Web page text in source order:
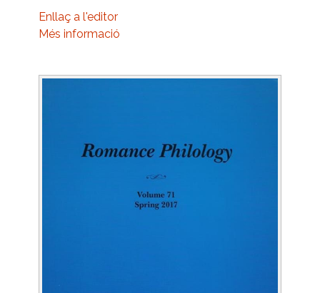
Enllaç a l'editor
Més informació
Image